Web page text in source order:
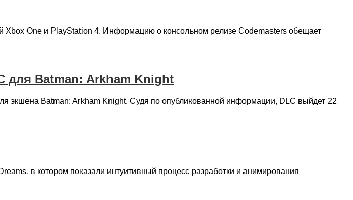
Xbox One и PlayStation 4. Информацию о консольном релизе Codemasters обещает
для Batman: Arkham Knight
экшена Batman: Arkham Knight. Судя по опубликованной информации, DLC выйдет 22
в котором показали интуитивный процесс разработки и анимирования